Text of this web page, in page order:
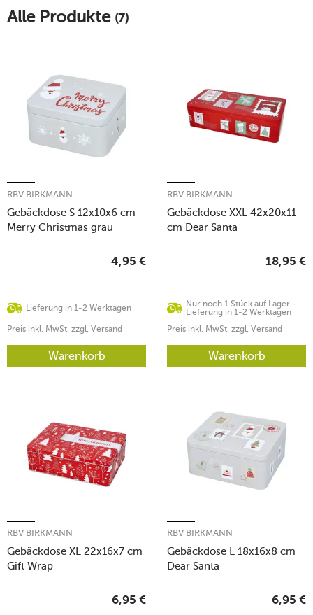
Alle Produkte (7)
Gebäckdose S 12x10x6 cm
Merry Christmas grau
RBV BIRKMANN
Lieferung in 1-2 Werktagen
4,95 €
Preis inkl. MwSt. zzgl. Versand
Warenkorb
Gebäckdose XXL 42x20x11
cm Dear Santa
RBV BIRKMANN
Nur noch 1 Stück auf Lager -
Lieferung in 1-2 Werktagen
18,95 €
Preis inkl. MwSt. zzgl. Versand
Warenkorb
Gebäckdose XL 22x16x7 cm
Gift Wrap
RBV BIRKMANN
6,95 €
Gebäckdose L 18x16x8 cm
Dear Santa
RBV BIRKMANN
6,95 €